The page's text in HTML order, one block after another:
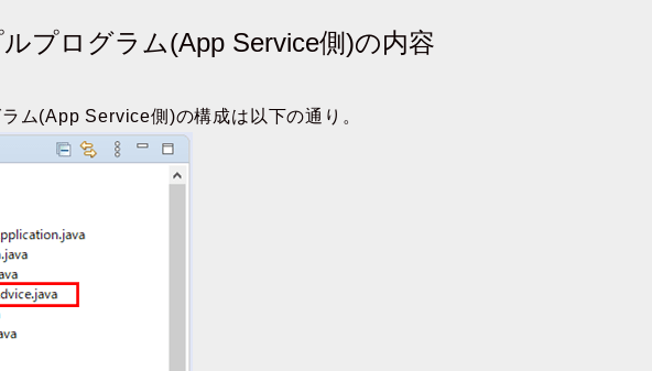
プログラム(App Service側)の内容
ム(App Service側)の構成は以下の通り。